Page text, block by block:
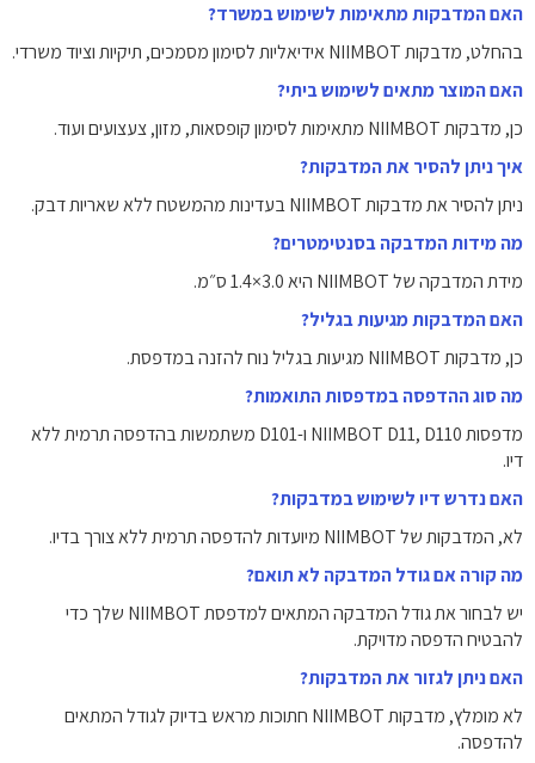
האם המדבקות מתאימות לשימוש במשרד?
בהחלט, מדבקות NIIMBOT אידיאליות לסימון מסמכים, תיקיות וציוד משרדי.
האם המוצר מתאים לשימוש ביתי?
כן, מדבקות NIIMBOT מתאימות לסימון קופסאות, מזון, צעצועים ועוד.
איך ניתן להסיר את המדבקות?
ניתן להסיר את מדבקות NIIMBOT בעדינות מהמשטח ללא שאריות דבק.
מה מידות המדבקה בסנטימטרים?
מידת המדבקה של NIIMBOT היא 3.0×1.4 ס״מ.
האם המדבקות מגיעות בגליל?
כן, מדבקות NIIMBOT מגיעות בגליל נוח להזנה במדפסת.
מה סוג ההדפסה במדפסות התואמות?
מדפסות NIIMBOT D11, D110 ו-D101 משתמשות בהדפסה תרמית ללא
דיו.
האם נדרש דיו לשימוש במדבקות?
לא, המדבקות של NIIMBOT מיועדות להדפסה תרמית ללא צורך בדיו.
מה קורה אם גודל המדבקה לא תואם?
יש לבחור את גודל המדבקה המתאים למדפסת NIIMBOT שלך כדי
להבטיח הדפסה מדויקת.
האם ניתן לגזור את המדבקות?
לא מומלץ, מדבקות NIIMBOT חתוכות מראש בדיוק לגודל המתאים
להדפסה.